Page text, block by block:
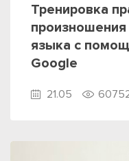
Тренировка
произношения
языка с
Google
21.05